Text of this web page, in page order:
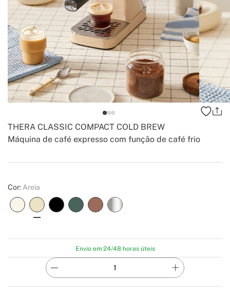
Máquina de café expresso com função de café frio
THERA CLASSIC COMPACT COLD BREW
Create
Cor: Areia
Envio em 24/48 horas úteis